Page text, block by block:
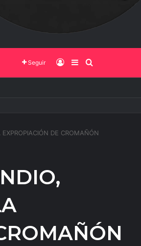
Seguir Iniciar Sesión
Barra Lateral
DE CROMAÑÓN